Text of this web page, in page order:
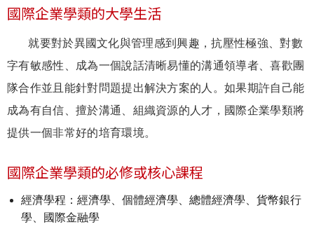
國際企業學類的大學生活
就要對於異國文化與管理感到興趣，抗壓性極強、對數
字有敏感性、成為一個說話清晰易懂的溝通領導者、喜歡團
隊合作並且能針對問題提出解決方案的人。如果期許自己能
成為有自信、擅於溝通、組織資源的人才，國際企業學類將
提供一個非常好的培育環境。
國際企業學類的必修或核心課程
經濟學程：經濟學、個體經濟學、總體經濟學、貨幣銀行
學、國際金融學